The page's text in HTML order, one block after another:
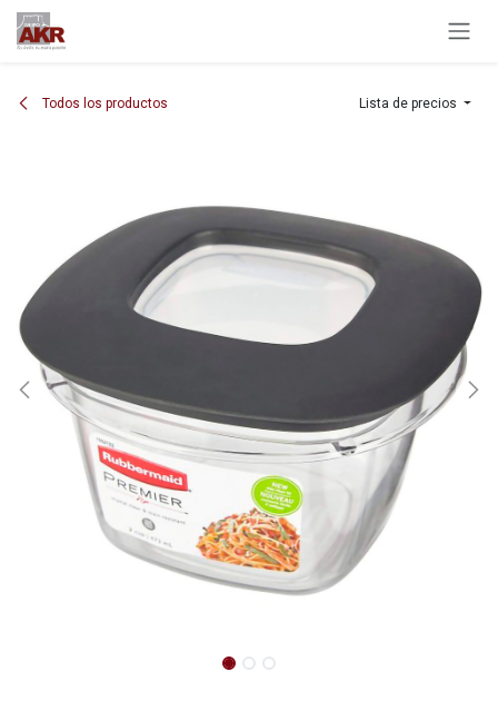
Ir al contenido
Todos los productos Lista de precios